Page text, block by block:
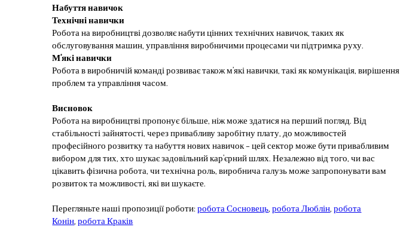
Набуття навичок
Технічні навички
Робота на виробництві дозволяє набути цінних технічних навичок, таких як
обслуговування машин, управління виробничими процесами чи підтримка руху.
М’які навички
Робота в виробничій команді розвиває також м’які навички, такі як комунікація, вирішення
проблем та управління часом.
Висновок
Робота на виробництві пропонує більше, ніж може здатися на перший погляд. Від
стабільності зайнятості, через привабливу заробітну плату, до можливостей
професійного розвитку та набуття нових навичок – цей сектор може бути привабливим
вибором для тих, хто шукає задовільний кар’єрний шлях. Незалежно від того, чи вас
цікавить фізична робота, чи технічна роль, виробнича галузь може запропонувати вам
розвиток та можливості, які ви шукаєте.
Перегляньте наші пропозиції роботи:робота Сосновець,робота Люблін,робота
Конін,робота Краків